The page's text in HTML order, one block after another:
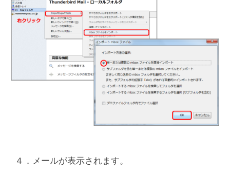
４．メールが表示されます。